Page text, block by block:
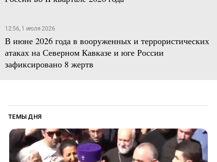
12:56, 1 июля 2026
В июне 2026 года в вооруженных и террористических
атаках на Северном Кавказе и юге России
зафиксировано 8 жертв
ТЕМЫ ДНЯ